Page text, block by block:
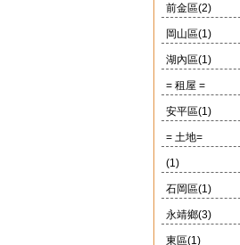
前金區(2)
岡山區(1)
湖內區(1)
= 租屋 =
安平區(1)
= 土地=
(1)
石岡區(1)
永靖鄉(3)
東區(1)